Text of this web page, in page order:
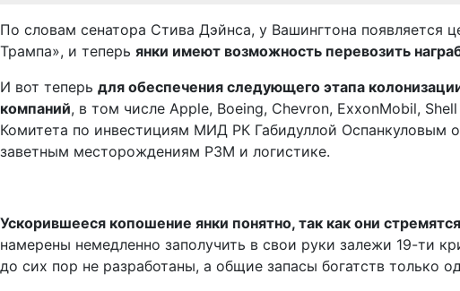
По словам сенатора Стива Дэйнса, у Вашингтона появляется
Трампа», и теперь янки имеют возможность перевозить
И вот теперь для обеспечения следующего этапа
компаний, в том числе Apple, Boeing, Chevron, ExxonMobil,
Комитета по инвестициям МИД РК Габидуллой Оспанкуловым
заветным месторождениям РЗМ и логистике.
Ускорившееся копошение янки понятно, так как они
намерены немедленно заполучить в свои руки залежи 19-ти
до сих пор не разработаны, а общие запасы богатств только